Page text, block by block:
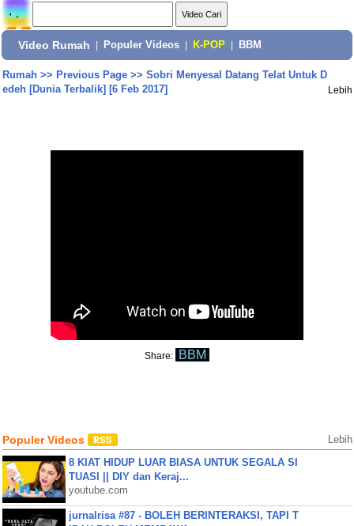
Video Rumah Populer Videos K-POP BBM
Rumah>> Previous Page>> Sobri Menyesal Datang Telat Untuk D
edeh [Dunia Terbalik] [6 Feb 2017]
Lebih
Share: BBM
Populer Videos Lebih
8 KIAT HIDUP LUAR BIASA UNTUK SEGALA SI
TUASI || DIY dan Keraj...
youtube.com
jurnalrisa #87 - BOLEH BERINTERAKSI, TAPI T